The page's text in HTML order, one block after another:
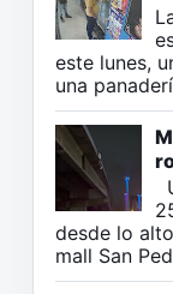
este lunes,
una
desde lo
mall San